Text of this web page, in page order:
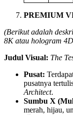
PREMIUM
(Berikut adalah
8K atau hologram
Judul Visual: The
Pusat:
pusatnya
Architect.
Sumbu X
merah, hijau,